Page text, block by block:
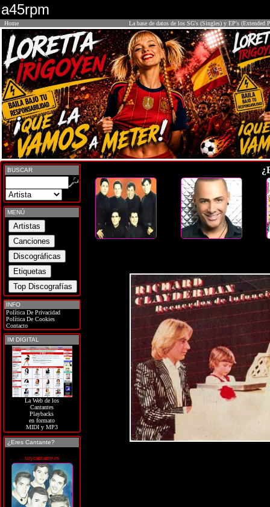
a45rpm
Home La base de datos de los SG's (Singles) y EP's (Extended
BUSCAR
MENÚ
INFO
Política De Privacidad
Política De Cookies
Contacto
IM DIGITAL
La Web de los
Cantantes
Playbacks
en formato
MIDI y MP3
¿Eres Cantante?
soycantante.es